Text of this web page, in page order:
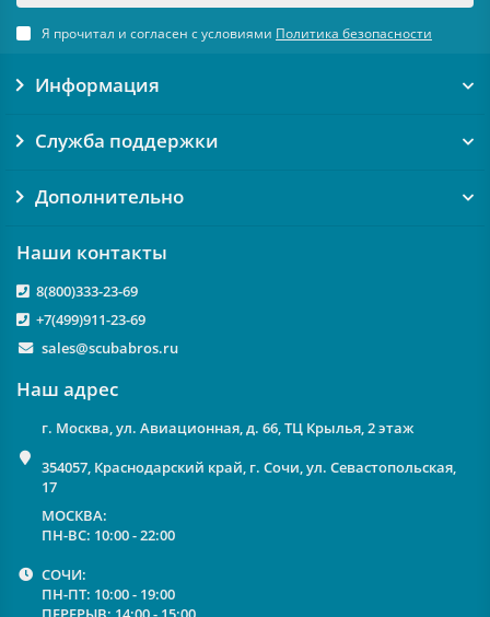
Я прочитал и согласен с условиями Политика безопасности
Информация
Служба поддержки
Дополнительно
Наши контакты
8(800)333-23-69
+7(499)911-23-69
sales@scubabros.ru
Наш адрес
г. Москва, ул. Авиационная, д. 66, ТЦ Крылья, 2 этаж
354057, Краснодарский край, г. Сочи, ул. Севастопольская,
17
МОСКВА:
ПН-ВС: 10:00 - 22:00
СОЧИ:
ПН-ПТ: 10:00 - 19:00